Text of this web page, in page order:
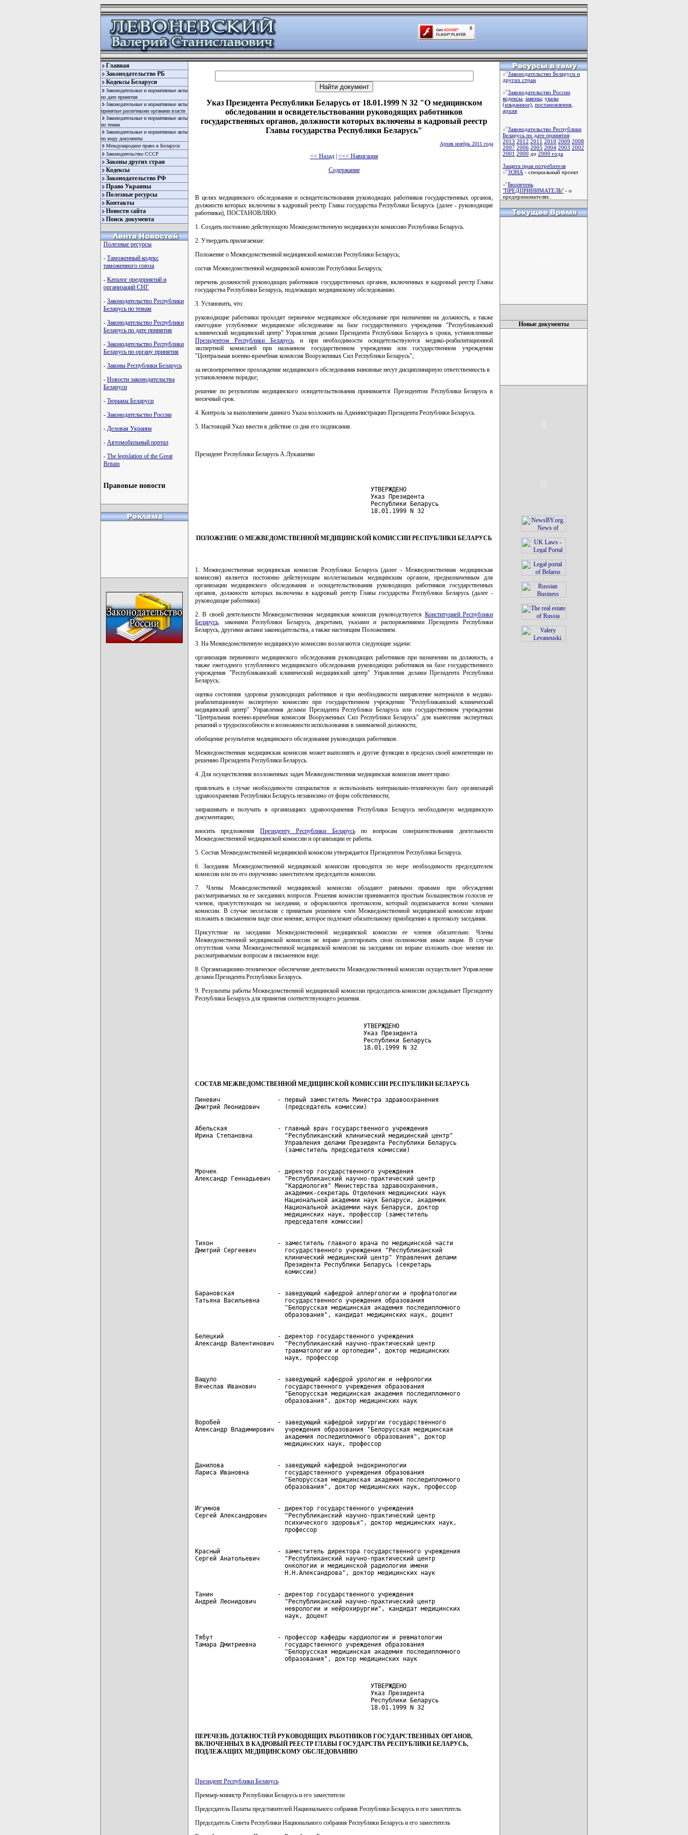
Главная
Законодательство РБ
Кодексы Беларуси
Законодательные и нормативные акты
по дате принятия
Законодательные и нормативные акты
принятые различными органами власти
Законодательные и нормативные акты
по темам
Законодательные и нормативные акты
по виду документы
Международное право в Беларуси
Законодательство СССР
Законы других стран
Кодексы
Законодательство РФ
Право Украины
Полезные ресурсы
Контакты
Новости сайта
Поиск документа
Полезные ресурсы
- Таможенный кодекс
таможенного союза
- Каталог предприятий и
организаций СНГ
- Законодательство Республики
Беларусь по темам
- Законодательство Республики
Беларусь по дате принятия
- Законодательство Республики
Беларусь по органу принятия
- Законы Республики Беларусь
- Новости законодательства
Беларуси
- Тюрьмы Беларуси
- Законодательство России
- Деловая Украина
- Автомобильный портал
- The legislation of the Great
Britain
Правовые новости
Указ Президента Республики Беларусь от 18.01.1999 N 32 "О медицинском
обследовании и освидетельствовании руководящих работников
государственных органов, должности которых включены в кадровый реестр
Главы государства Республики Беларусь"
Архив ноябрь 2011 года
<< Назад| <<< Навигация
Содержание
В целях медицинского обследования и освидетельствования руководящих работников государственных органов,
должности которых включены в кадровый реестр Главы государства Республики Беларусь (далее - руководящие
работники), ПОСТАНОВЛЯЮ:
1. Создать постоянно действующую Межведомственную медицинскую комиссию Республики Беларусь.
2. Утвердить прилагаемые:
Положение о Межведомственной медицинской комиссии Республики Беларусь;
состав Межведомственной медицинской комиссии Республики Беларусь;
перечень должностей руководящих работников государственных органов, включенных в кадровый реестр Главы
государства Республики Беларусь, подлежащих медицинскому обследованию.
3. Установить, что:
руководящие работники проходят первичное медицинское обследование при назначении на должность, а также
ежегодное углубленное медицинское обследование на базе государственного учреждения "Республиканский
клинический медицинский центр" Управления делами Президента Республики Беларусь в сроки, установленные
Президентом Республики Беларусь, и при необходимости освидетельствуются медико-реабилитационной
экспертной комиссией при названном государственном учреждении или государственном учреждении
"Центральная военно-врачебная комиссия Вооруженных Сил Республики Беларусь";
за несвоевременное прохождение медицинского обследования виновные несут дисциплинарную ответственность в
установленном порядке;
решение по результатам медицинского освидетельствования принимается Президентом Республики Беларусь в
месячный срок.
4. Контроль за выполнением данного Указа возложить на Администрацию Президента Республики Беларусь.
5. Настоящий Указ ввести в действие со дня его подписания.
Президент Республики Беларусь А.Лукашенко
                                                 УТВЕРЖДЕНО
                                                 Указ Президента
                                                 Республики Беларусь
                                                 18.01.1999 N 32
ПОЛОЖЕНИЕ О МЕЖВЕДОМСТВЕННОЙ МЕДИЦИНСКОЙ КОМИССИИ РЕСПУБЛИКИ БЕЛАРУСЬ
1. Межведомственная медицинская комиссия Республики Беларусь (далее - Межведомственная медицинская
комиссия) является постоянно действующим коллегиальным медицинским органом, предназначенным для
организации медицинского обследования и освидетельствования руководящих работников государственных
органов, должности которых включены в кадровый реестр Главы государства Республики Беларусь (далее -
руководящие работники).
2. В своей деятельности Межведомственная медицинская комиссия руководствуется Конституцией Республики
Беларусь , законами Республики Беларусь, декретами, указами и распоряжениями Президента Республики
Беларусь, другими актами законодательства, а также настоящим Положением.
3. На Межведомственную медицинскую комиссию возлагаются следующие задачи:
организация первичного медицинского обследования руководящих работников при назначении на должность, а
также ежегодного углубленного медицинского обследования руководящих работников на базе государственного
учреждения "Республиканский клинический медицинский центр" Управления делами Президента Республики
Беларусь;
оценка состояния здоровья руководящих работников и при необходимости направление материалов в медико-
реабилитационную экспертную комиссию при государственном учреждении "Республиканский клинический
медицинский центр" Управления делами Президента Республики Беларусь или государственном учреждении
"Центральная военно-врачебная комиссия Вооруженных Сил Республики Беларусь" для вынесения экспертных
решений о трудоспособности и возможности использования в занимаемой должности;
обобщение результатов медицинского обследования руководящих работников.
Межведомственная медицинская комиссия может выполнять и другие функции в пределах своей компетенции по
решению Президента Республики Беларусь.
4. Для осуществления возложенных задач Межведомственная медицинская комиссия имеет право:
привлекать в случае необходимости специалистов и использовать материально-техническую базу организаций
здравоохранения Республики Беларусь независимо от форм собственности;
запрашивать и получать в организациях здравоохранения Республики Беларусь необходимую медицинскую
документацию;
вносить предложенияПрезиденту Республики Беларусьпо вопросам совершенствования деятельности
Межведомственной медицинской комиссии и организации ее работы.
5. Состав Межведомственной медицинской комиссии утверждается Президентом Республики Беларусь.
6. Заседания Межведомственной медицинской комиссии проводятся по мере необходимости председателем
комиссии или по его поручению заместителем председателя комиссии.
7. Члены Межведомственной медицинской комиссии обладают равными правами при обсуждении
рассматриваемых на ее заседаниях вопросов. Решения комиссии принимаются простым большинством голосов ее
членов, присутствующих на заседании, и оформляются протоколом, который подписывается всеми членами
комиссии. В случае несогласия с принятым решением член Межведомственной медицинской комиссии вправе
изложить в письменном виде свое мнение, которое подлежит обязательному приобщению к протоколу заседания.
Присутствие на заседании Межведомственной медицинской комиссии ее членов обязательно. Члены
Межведомственной медицинской комиссии не вправе делегировать свои полномочия иным лицам. В случае
отсутствия члена Межведомственной медицинской комиссии на заседании он вправе изложить свое мнение по
рассматриваемым вопросам в письменном виде.
8. Организационно-техническое обеспечение деятельности Межведомственной комиссии осуществляет Управление
делами Президента Республики Беларусь.
9. Результаты работы Межведомственной медицинской комиссии председатель комиссии докладывает Президенту
Республики Беларусь для принятия соответствующего решения.
                                               УТВЕРЖДЕНО
                                               Указ Президента
                                               Республики Беларусь
                                               18.01.1999 N 32
СОСТАВ МЕЖВЕДОМСТВЕННОЙ МЕДИЦИНСКОЙ КОМИССИИ РЕСПУБЛИКИ БЕЛАРУСЬ
Пиневич                - первый заместитель Министра здравоохранения
Абельская              - главный врач государственного учреждения
Ирина Степановна         "Республиканский клинический медицинский центр"
                         Управления делами Президента Республики Беларусь
Мрочек                 - директор государственного учреждения
Александр Геннадьевич    "Республиканский научно-практический центр
                         "Кардиология" Министерства здравоохранения,
                         академик-секретарь Отделения медицинских наук
                         Национальной академии наук Беларуси, академик
                         Национальной академии наук Беларуси, доктор
                         медицинских наук, профессор (заместитель
Тихон                  - заместитель главного врача по медицинской части
Дмитрий Сергеевич        государственного учреждения "Республиканский
                         клинический медицинский центр" Управления делами
                         Президента Республики Беларусь (секретарь
Барановская            - заведующий кафедрой аллергологии и профпатологии
Татьяна Васильевна       государственного учреждения образования
                         "Белорусская медицинская академия последипломного
Белецкий               - директор государственного учреждения
Александр Валентинович   "Республиканский научно-практический центр
                         травматологии и ортопедии", доктор медицинских
Ващуло                 - заведующий кафедрой урологии и нефрологии
Вячеслав Иванович        государственного учреждения образования
                         "Белорусская медицинская академия последипломного
Воробей                - заведующий кафедрой хирургии государственного
Александр Владимирович   учреждения образования "Белорусская медицинская
                         академия последипломного образования", доктор
Данилова               - заведующий кафедрой эндокринологии
Лариса Ивановна          государственного учреждения образования
                         "Белорусская медицинская академия последипломного
Игумнов                - директор государственного учреждения
Сергей Александрович     "Республиканский научно-практический центр
                         психического здоровья", доктор медицинских наук,
Красный                - заместитель директора государственного учреждения
Сергей Анатольевич       "Республиканский научно-практический центр
                         онкологии и медицинской радиологии имени
Танин                  - директор государственного учреждения
Андрей Леонидович        "Республиканский научно-практический центр
                         неврологии и нейрохирургии", кандидат медицинских
Тябут                  - профессор кафедры кардиологии и ревматологии
Тамара Дмитриевна        государственного учреждения образования
                         "Белорусская медицинская академия последипломного
                         образования", доктор медицинских наук
                                                 УТВЕРЖДЕНО
                                                 Указ Президента
                                                 Республики Беларусь
                                                 18.01.1999 N 32
ПЕРЕЧЕНЬ ДОЛЖНОСТЕЙ РУКОВОДЯЩИХ РАБОТНИКОВ ГОСУДАРСТВЕННЫХ ОРГАНОВ,
ВКЛЮЧЕННЫХ В КАДРОВЫЙ РЕЕСТР ГЛАВЫ ГОСУДАРСТВА РЕСПУБЛИКИ БЕЛАРУСЬ,
ПОДЛЕЖАЩИХ МЕДИЦИНСКОМУ ОБСЛЕДОВАНИЮ
Президент Республики Беларусь
Премьер-министр Республики Беларусь и его заместители
Председатель Палаты представителей Национального собрания Республики Беларусь и его заместитель
Председатель Совета Республики Национального собрания Республики Беларусь и его заместитель
Законодательство Беларуси и
других стран
Законодательство России
кодексы законы указы
(изьранное) постановления
архив
Законодательство Республики
Беларусь по дате принятия:
2013 2012 2011 2010 2009 2008
2007 2006 2005 2004 2003 2002
2001 2000 до 2000 года
Защита прав потребителя
ЗОНА - специальный проект
Бюллетень
"ПРЕДПРИНИМАТЕЛЬ" - о
предпринимателях.
Новые документы